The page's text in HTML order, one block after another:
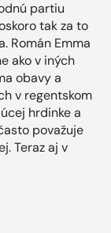
partiu
tak za to
Román Emma
ako v iných
obavy a
v regentskom
hrdinke a
považuje
Teraz aj v